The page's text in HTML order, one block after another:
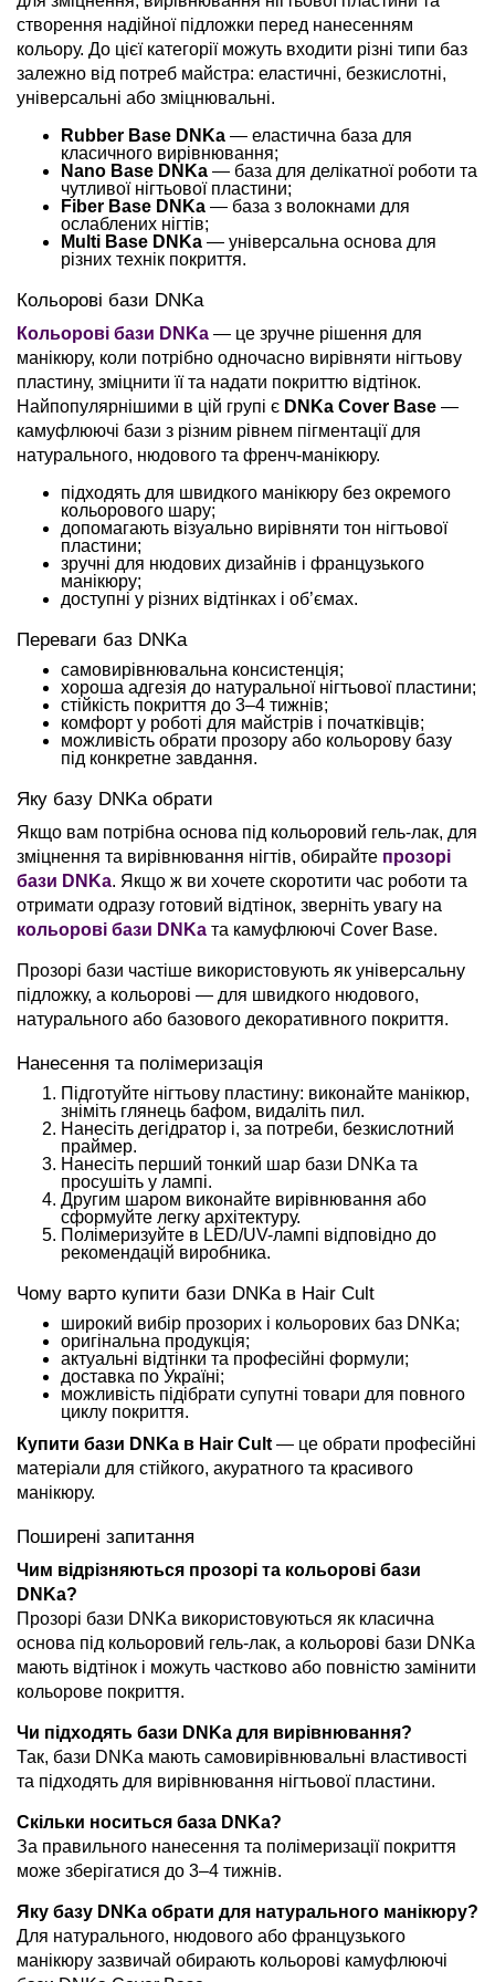
створення надійної підложки перед нанесенням
кольору. До цієї категорії можуть входити різні типи баз
залежно від потреб майстра: еластичні, безкислотні,
універсальні або зміцнювальні.
Rubber Base DNKa — еластична база для
класичного вирівнювання;
Nano Base DNKa — база для делікатної роботи та
чутливої нігтьової пластини;
Fiber Base DNKa — база з волокнами для
ослаблених нігтів;
Multi Base DNKa — універсальна основа для
різних технік покриття.
Кольорові бази DNKa
Кольорові бази DNKa — це зручне рішення для
манікюру, коли потрібно одночасно вирівняти нігтьову
пластину, зміцнити її та надати покриттю відтінок.
Найпопулярнішими в цій групі є DNKa Cover Base —
камуфлюючі бази з різним рівнем пігментації для
натурального, нюдового та френч-манікюру.
підходять для швидкого манікюру без окремого
кольорового шару;
допомагають візуально вирівняти тон нігтьової
пластини;
зручні для нюдових дизайнів і французького
манікюру;
доступні у різних відтінках і об’ємах.
Переваги баз DNKa
самовирівнювальна консистенція;
хороша адгезія до натуральної нігтьової пластини;
стійкість покриття до 3–4 тижнів;
комфорт у роботі для майстрів і початківців;
можливість обрати прозору або кольорову базу
під конкретне завдання.
Яку базу DNKa обрати
Якщо вам потрібна основа під кольоровий гель-лак, для
зміцнення та вирівнювання нігтів, обирайте прозорі
бази DNKa. Якщо ж ви хочете скоротити час роботи та
отримати одразу готовий відтінок, зверніть увагу на
кольорові бази DNKa та камуфлюючі Cover Base.
Прозорі бази частіше використовують як універсальну
підложку, а кольорові — для швидкого нюдового,
натурального або базового декоративного покриття.
Нанесення та полімеризація
Підготуйте нігтьову пластину: виконайте манікюр,
зніміть глянець бафом, видаліть пил.
Нанесіть дегідратор і, за потреби, безкислотний
праймер.
Нанесіть перший тонкий шар бази DNKa та
просушіть у лампі.
Другим шаром виконайте вирівнювання або
сформуйте легку архітектуру.
Полімеризуйте в LED/UV-лампі відповідно до
рекомендацій виробника.
Чому варто купити бази DNKa в Hair Cult
широкий вибір прозорих і кольорових баз DNKa;
оригінальна продукція;
актуальні відтінки та професійні формули;
доставка по Україні;
можливість підібрати супутні товари для повного
циклу покриття.
Купити бази DNKa в Hair Cult — це обрати професійні
матеріали для стійкого, акуратного та красивого
манікюру.
Поширені запитання
Чим відрізняються прозорі та кольорові бази
DNKa?
Прозорі бази DNKa використовуються як класична
основа під кольоровий гель-лак, а кольорові бази DNKa
мають відтінок і можуть частково або повністю замінити
кольорове покриття.
Чи підходять бази DNKa для вирівнювання?
Так, бази DNKa мають самовирівнювальні властивості
та підходять для вирівнювання нігтьової пластини.
Скільки носиться база DNKa?
За правильного нанесення та полімеризації покриття
може зберігатися до 3–4 тижнів.
Яку базу DNKa обрати для натурального манікюру?
Для натурального, нюдового або французького
манікюру зазвичай обирають кольорові камуфлюючі